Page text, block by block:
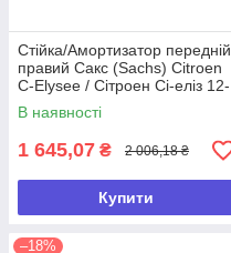
Стійка/Амортизатор передній
правий Сакс (Sachs) Citroen
C-Elysee / Сітроен Сі-еліз 12-
(газ.)
В наявності
1 645,07 ₴ 2 006,18 ₴
Купити
–18%